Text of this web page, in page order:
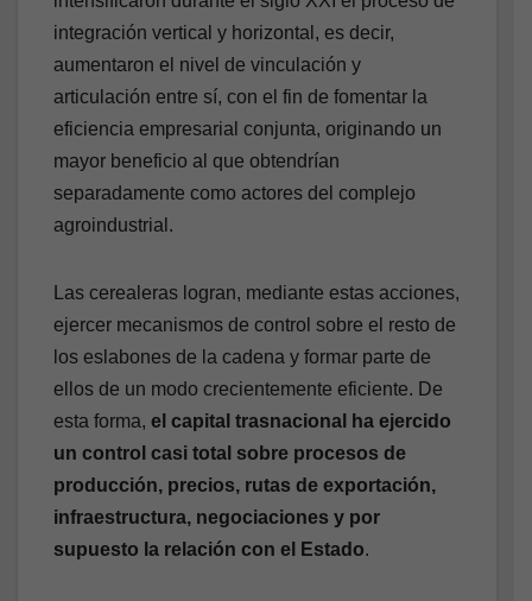
integración vertical y horizontal, es decir,
aumentaron el nivel de vinculación y
articulación entre sí, con el fin de fomentar la
eficiencia empresarial conjunta, originando un
mayor beneficio al que obtendrían
separadamente como actores del complejo
agroindustrial.
Las cerealeras logran, mediante estas acciones,
ejercer mecanismos de control sobre el resto de
los eslabones de la cadena y formar parte de
ellos de un modo crecientemente eficiente. De
esta forma, el capital trasnacional ha ejercido
un control casi total sobre procesos de
producción, precios, rutas de exportación,
infraestructura, negociaciones y por
supuesto la relación con el Estado.